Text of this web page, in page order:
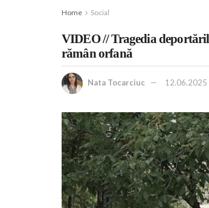
Home Social
VIDEO // Tragedia
rămân orfană
Nata Tocarciuc 12.06.2025